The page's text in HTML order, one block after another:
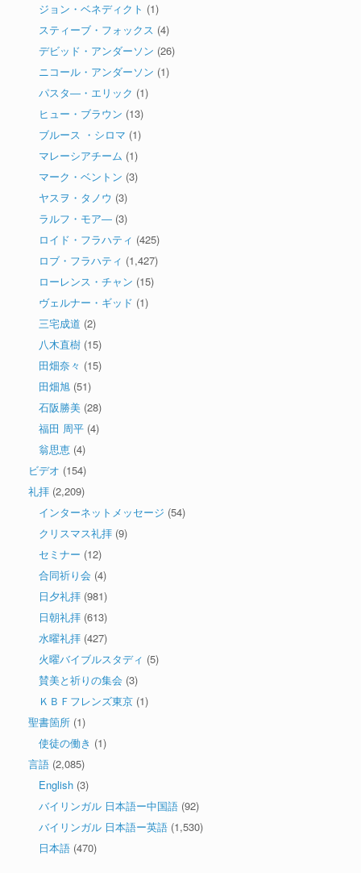
ジョン・ベネディクト (1)
スティーブ・フォックス (4)
デビッド・アンダーソン (26)
ニコール・アンダーソン (1)
パスタ―・エリック (1)
ヒュー・ブラウン (13)
ブルース ・シロマ (1)
マレーシアチーム (1)
マーク・ベントン (3)
ヤスヲ・タノウ (3)
ラルフ・モア― (3)
ロイド・フラハティ (425)
ロブ・フラハティ (1,427)
ローレンス・チャン (15)
ヴェルナー・ギッド (1)
三宅成道 (2)
八木直樹 (15)
田畑奈々 (15)
田畑旭 (51)
石阪勝美 (28)
福田 周平 (4)
翁思恵 (4)
ビデオ (154)
礼拝 (2,209)
インターネットメッセージ (54)
クリスマス礼拝 (9)
セミナー (12)
合同祈り会 (4)
日夕礼拝 (981)
日朝礼拝 (613)
水曜礼拝 (427)
火曜バイブルスタディ (5)
賛美と祈りの集会 (3)
ＫＢＦフレンズ東京 (1)
聖書箇所 (1)
使徒の働き (1)
言語 (2,085)
English (3)
バイリンガル 日本語ー中国語 (92)
バイリンガル 日本語ー英語 (1,530)
日本語 (470)